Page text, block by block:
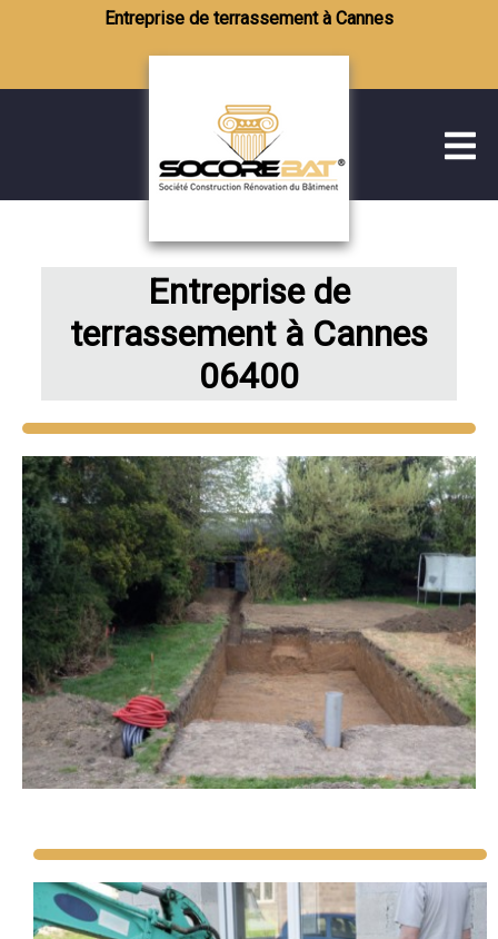
Entreprise de terrassement à Cannes
Entreprise de
terrassement à Cannes
06400